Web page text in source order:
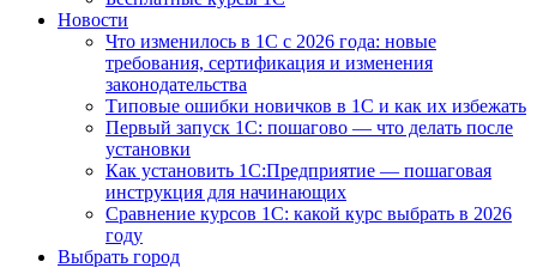
Новости
Что изменилось в 1С с 2026 года: новые
требования, сертификация и изменения
законодательства
Типовые ошибки новичков в 1С и как их избежать
Первый запуск 1С: пошагово — что делать после
установки
Как установить 1С:Предприятие — пошаговая
инструкция для начинающих
Сравнение курсов 1С: какой курс выбрать в 2026
году
Выбрать город